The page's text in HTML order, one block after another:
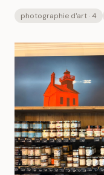
une photographie
photographie d'art· 4